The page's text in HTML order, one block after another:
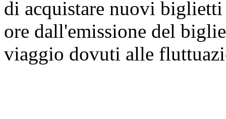
di acquistare nuovi biglietti
ore dall'emissione del
viaggio dovuti alle